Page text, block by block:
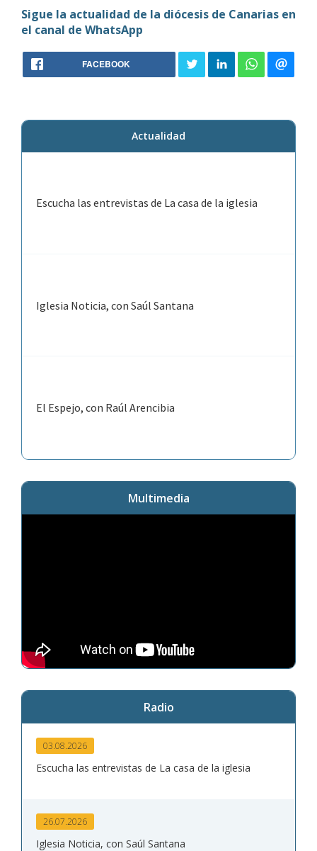
Sigue la actualidad de la diócesis de Canarias en
el canal de WhatsApp
FACEBOOK
Actualidad
Escucha las entrevistas de La casa de la iglesia
Iglesia Noticia, con Saúl Santana
El Espejo, con Raúl Arencibia
Multimedia
Radio
03.08.2026
Escucha las entrevistas de La casa de la iglesia
26.07.2026
Iglesia Noticia, con Saúl Santana